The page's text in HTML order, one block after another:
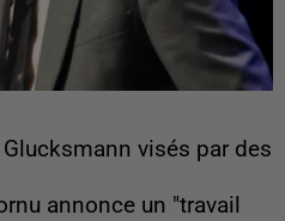
visés par des
annonce un "travail